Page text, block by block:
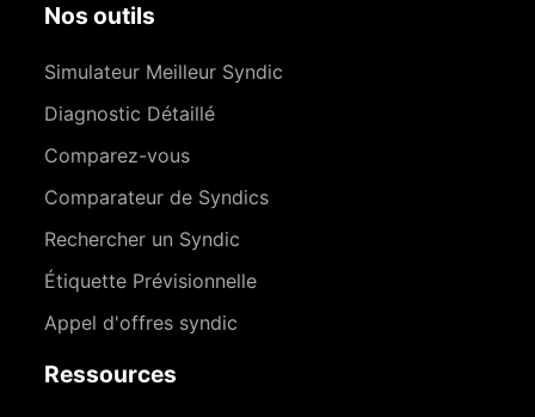
Nos outils
Simulateur Meilleur Syndic
Diagnostic Détaillé
Comparez-vous
Comparateur de Syndics
Rechercher un Syndic
Étiquette Prévisionnelle
Appel d'offres syndic
Ressources